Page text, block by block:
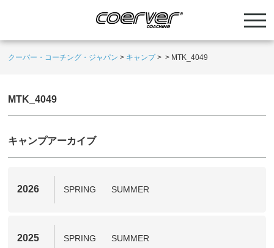
クーバー・コーチング・ジャパン > キャンプ> > MTK_4049
MTK_4049
キャンプアーカイブ
2026 SPRING SUMMER
2025 SPRING SUMMER